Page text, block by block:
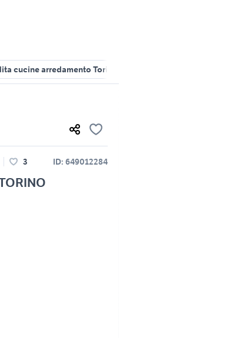
cucine arredamento Torino provincia
3 ID: 649012284